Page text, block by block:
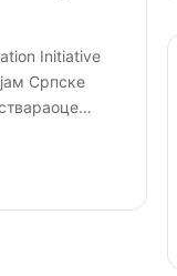
Initiative
Српске